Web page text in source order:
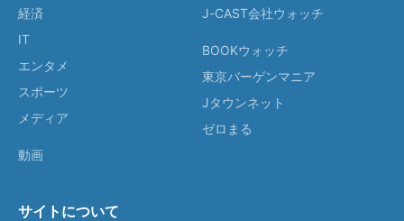
経済
IT
エンタメ
スポーツ
メディア
動画
J-CAST会社ウォッチ
BOOKウォッチ
東京バーゲンマニア
Jタウンネット
ゼロまる
サイトについて